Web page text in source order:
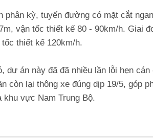
phân kỳ, tuyến đường có mặt cắt
vận tốc thiết kế 80 - 90km/h. Giai
thiết kế 120km/h.
dự án này đã đã nhiều lần lỗi hẹn
còn lại thông xe đúng dịp 19/5, góp
khu vực Nam Trung Bộ.